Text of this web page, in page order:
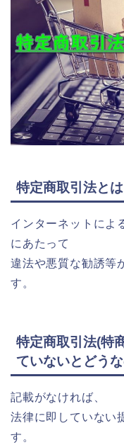
特定商取引法とは
インターネットによ
にあたって
違法や悪質な勧誘等
す。
特定商取引法(特
ていないとどうな
記載がなければ、
法律に即していない
す。